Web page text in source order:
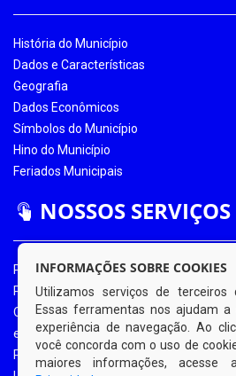
História do Município
Dados e Características
Geografia
Dados Econômicos
Símbolos do Município
Hino do Município
Feriados Municipais
NOSSOS SERVIÇOS
Portal da Transparência
Portal da Transparência COVID-19
Ouvidoria Eletrônica
e-SIC
Processos de Licitação
INFORMAÇÕES SOBRE COOKIES
Utilizamos serviços de terceiros
Essas ferramentas nos ajudam
experiência de navegação. Ao
você concorda com o uso de
maiores informações, acesse